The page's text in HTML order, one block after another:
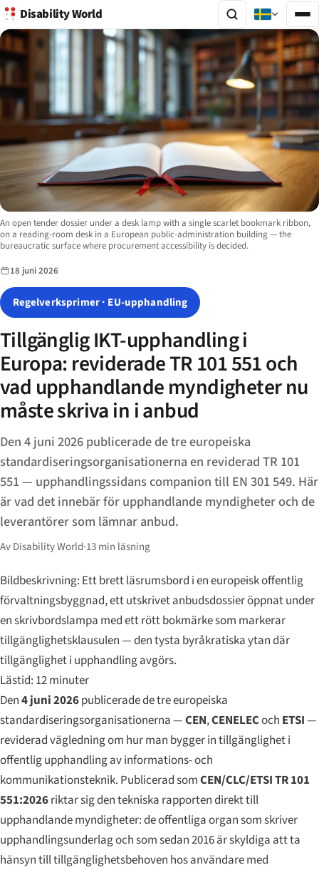
Disability World
Image description:
An open tender dossier under a desk lamp with a single scarlet bookmark ribbon,
on a reading-room desk in a European public-administration building — the
bureaucratic surface where procurement accessibility is decided.
18 juni 2026
Regelverksprimer · EU-upphandling
Tillgänglig IKT-upphandling i
Europa: reviderade TR 101 551 och
vad upphandlande myndigheter nu
måste skriva in i anbud
Den 4 juni 2026 publicerade de tre europeiska
standardiseringsorganisationerna en reviderad TR 101
551 — upphandlingssidans companion till EN 301 549. Här
är vad det innebär för upphandlande myndigheter och de
leverantörer som lämnar anbud.
Av Disability World·13 min läsning
Bildbeskrivning: Ett brett läsrumsbord i en europeisk offentlig
förvaltningsbyggnad, ett utskrivet anbudsdossier öppnat under
en skrivbordslampa med ett rött bokmärke som markerar
tillgänglighetsklausulen — den tysta byråkratiska ytan där
tillgänglighet i upphandling avgörs.
Lästid: 12 minuter
Den4 juni 2026publicerade de tre europeiska
standardiseringsorganisationerna —CEN,CENELECoch ETSI—
reviderad vägledning om hur man bygger in tillgänglighet i
offentlig upphandling av informations- och
kommunikationsteknik. Publicerad somCEN/CLC/ETSI TR 101
551:2026riktar sig den tekniska rapporten direkt till
upphandlande myndigheter: de offentliga organ som skriver
upphandlingsunderlag och som sedan 2016 är skyldiga att ta
hänsyn till tillgänglighetsbehoven hos användare med